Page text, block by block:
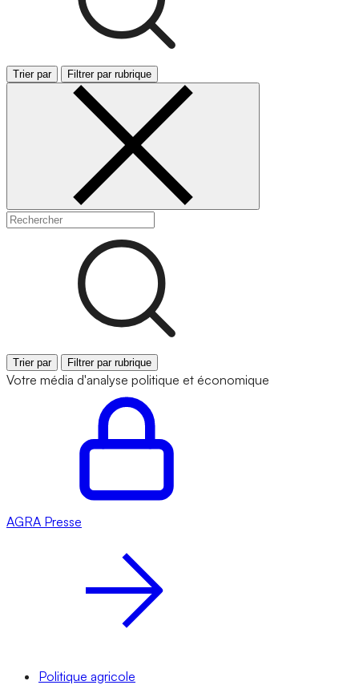
Trier par Filtrer par rubrique
Trier par Filtrer par rubrique
Votre média d'analyse politique et économique
AGRA Presse
Politique agricole